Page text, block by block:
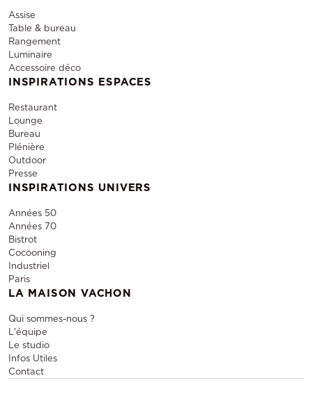
Assise
Table & bureau
Rangement
Luminaire
Accessoire déco
INSPIRATIONS ESPACES
Restaurant
Lounge
Bureau
Plénière
Outdoor
Presse
INSPIRATIONS UNIVERS
Années 50
Années 70
Bistrot
Cocooning
Industriel
Paris
LA MAISON VACHON
Qui sommes-nous ?
L'équipe
Le studio
Infos Utiles
Contact